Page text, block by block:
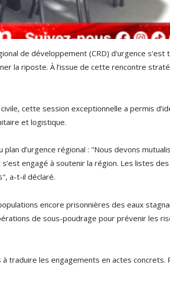
de développement (CRD) d'urgence s'est
la riposte. À l’issue de cette rencontre
cette session exceptionnelle a permis
et logistique.
d’urgence régional : "Nous devons
engagé à soutenir la région. Les listes des
a-t-il déclaré.
encore prisonnières des eaux
de sous-poudrage pour prévenir les
traduire les engagements en actes concrets.